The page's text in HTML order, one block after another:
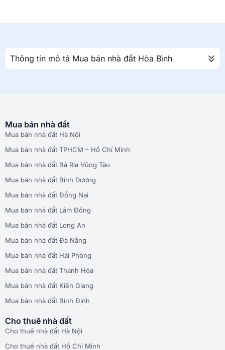
Thông tin mô tả Mua bán nhà đất Hòa Bình
Mua bán nhà đất
Mua bán nhà đất Hà Nội
Mua bán nhà đất TPHCM – Hồ Chí Minh
Mua bán nhà đất Bà Rịa Vũng Tàu
Mua bán nhà đất Bình Dương
Mua bán nhà đất Đồng Nai
Mua bán nhà đất Lâm Đồng
Mua bán nhà đất Long An
Mua bán nhà đất Đà Nẵng
Mua bán nhà đất Hải Phòng
Mua bán nhà đất Thanh Hóa
Mua bán nhà đất Kiên Giang
Mua bán nhà đất Bình Định
Cho thuê nhà đất
Cho thuê nhà đất Hà Nội
Cho thuê nhà đất Hồ Chí Minh